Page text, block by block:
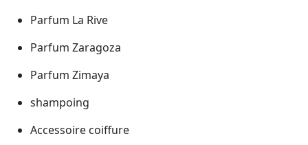
Parfum La Rive
Parfum Zaragoza
Parfum Zimaya
shampoing
Accessoire coiffure